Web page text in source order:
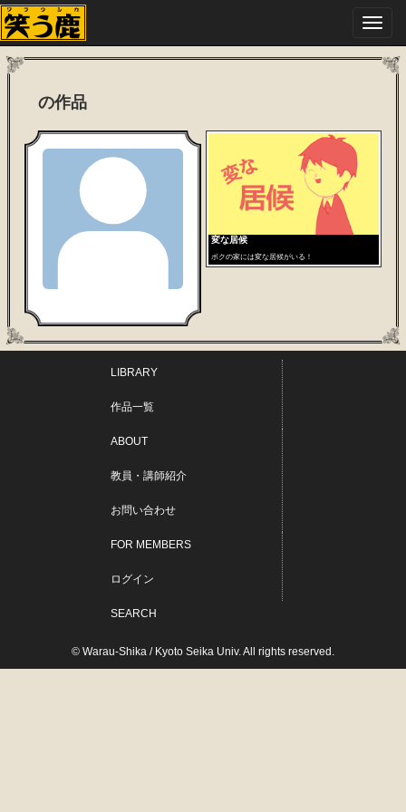
の作品
変な居候
ボクの家には変な居候がいる！
LIBRARY
作品一覧
ABOUT
教員・講師紹介
お問い合わせ
FOR MEMBERS
ログイン
SEARCH
© Warau-Shika / Kyoto Seika Univ. All rights reserved.